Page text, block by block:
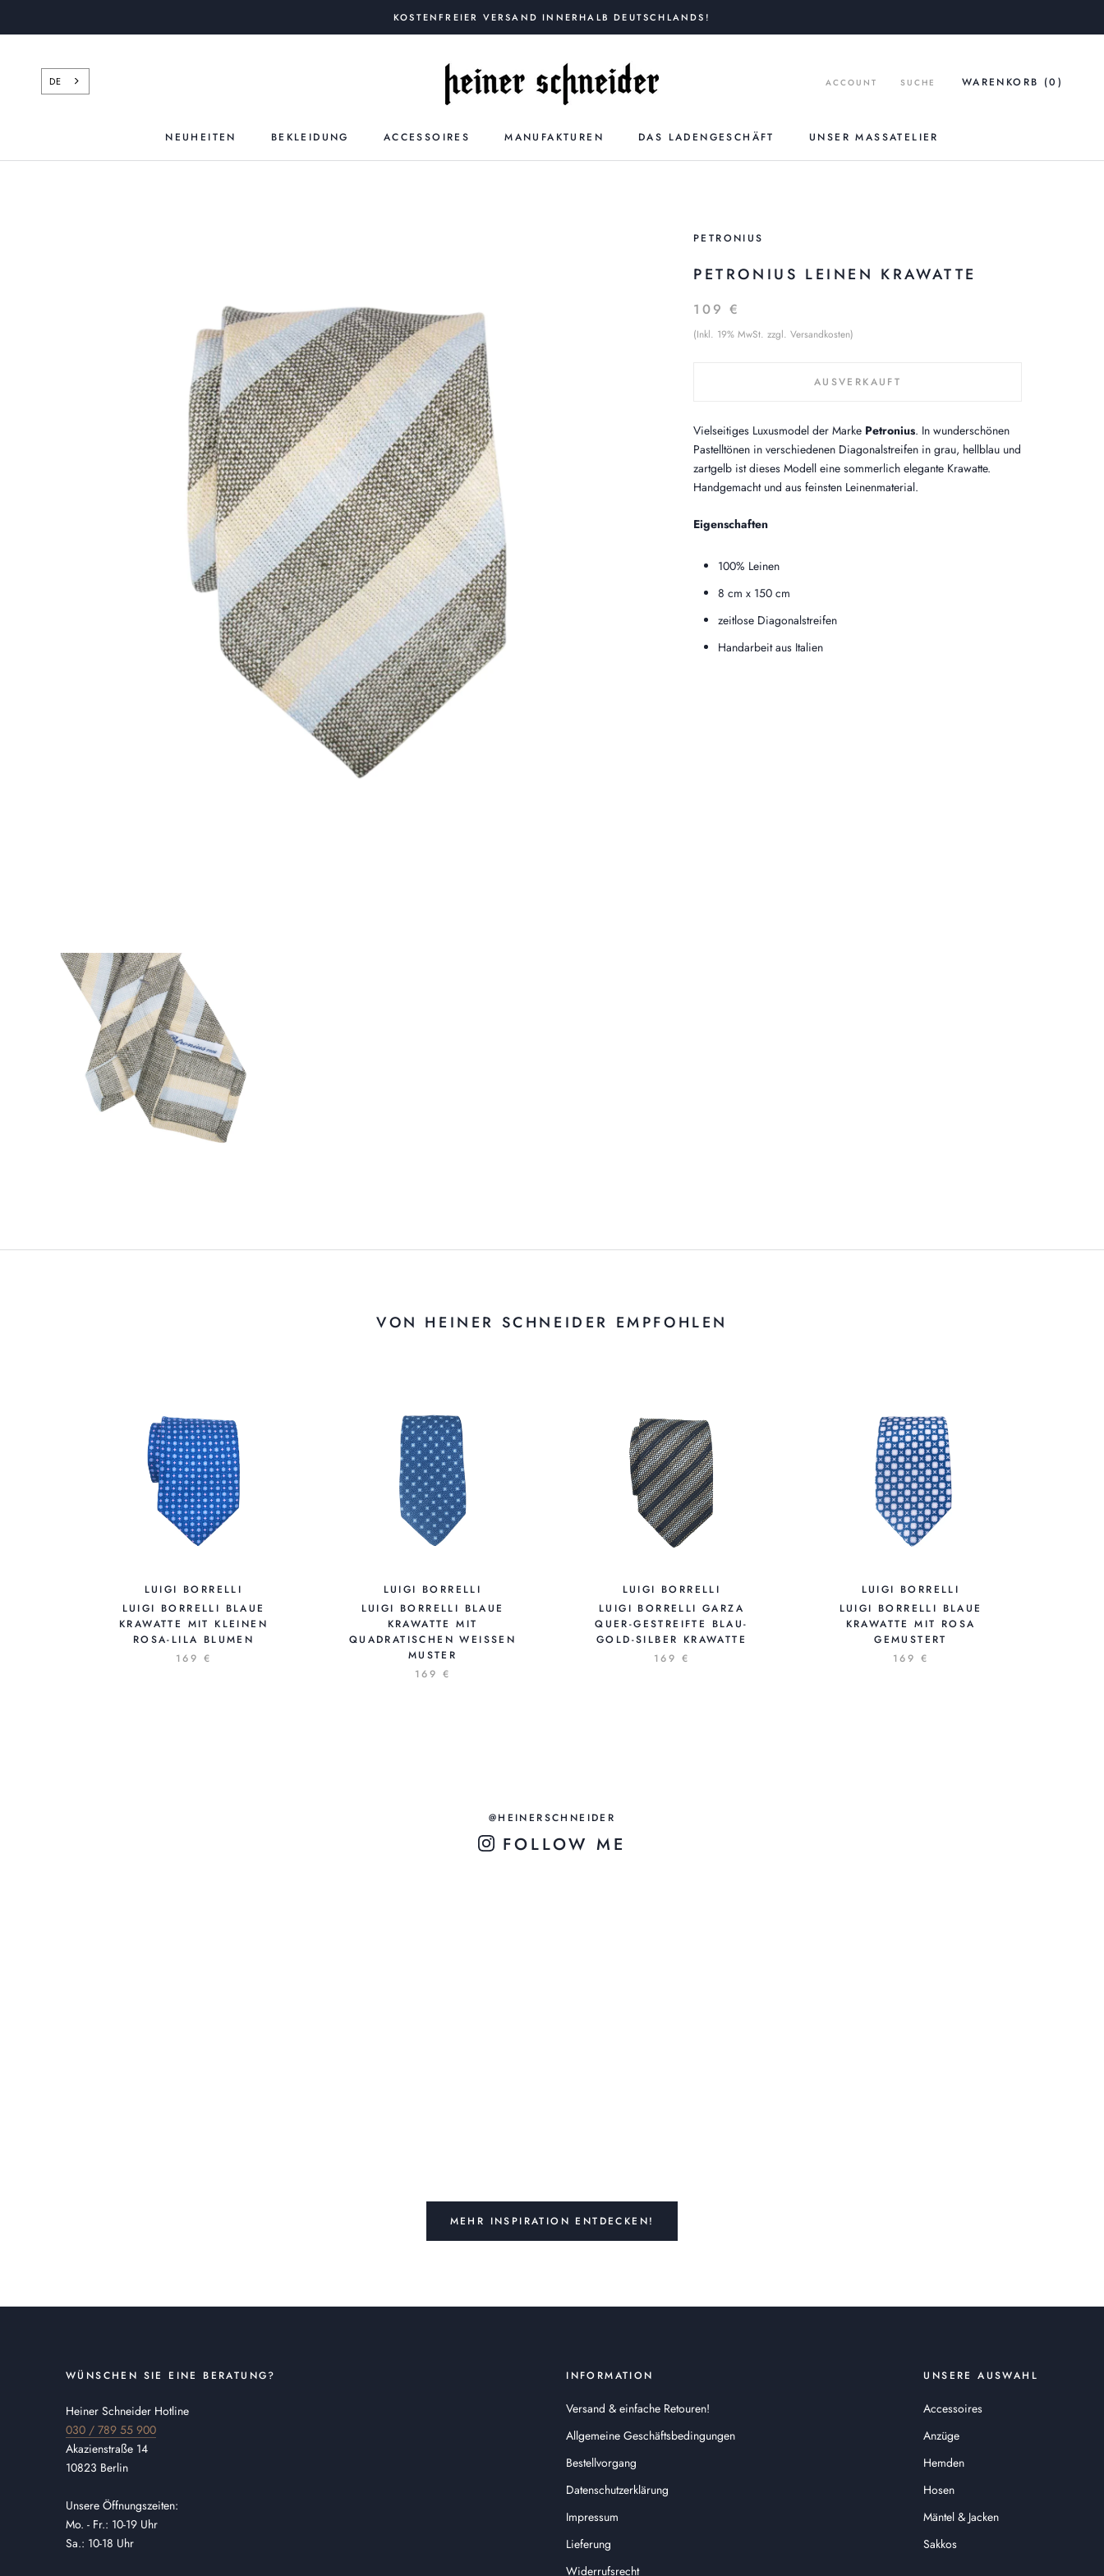
KOSTENFREIER VERSAND INNERHALB DEUTSCHLANDS!
NEUHEITEN
BEKLEIDUNG ACCESSOIRES MANUFAKTUREN DAS LADENGESCHÄFT
UNSER MASSATELIER
DE ACCOUNT SUCHE WARENKORB (0 )
PETRONIUS
PETRONIUS LEINEN KRAWATTE
109 €
(Inkl. 19% MwSt. zzgl. Versandkosten)
AUSVERKAUFT
Vielseitiges Luxusmodel der Marke Petronius. In wunderschönen
Pastelltönen in verschiedenen Diagonalstreifen in grau, hellblau und
zartgelb ist dieses Modell eine sommerlich elegante Krawatte.
Handgemacht und aus feinsten Leinenmaterial.
Eigenschaften
100% Leinen
8 cm x 150 cm
zeitlose Diagonalstreifen
Handarbeit aus Italien
VON HEINER SCHNEIDER EMPFOHLEN
LUIGI BORRELLI
LUIGI BORRELLI BLAUE
KRAWATTE MIT KLEINEN
ROSA-LILA BLUMEN
169 €
LUIGI BORRELLI
LUIGI BORRELLI BLAUE
KRAWATTE MIT
QUADRATISCHEN WEISSEN M
USTER
169 €
LUIGI BORRELLI
LUIGI BORRELLI GARZA
QUER-GESTREIFTE BLAU-
GOLD-SILBER KRAWATTE
169 €
LUIGI BORRELLI
LUIGI BORRELLI BLAUE
KRAWATTE MIT ROSA
GEMUSTERT
169 €
@HEINERSCHNEIDER
FOLLOW ME
MEHR INSPIRATION ENTDECKEN!
WÜNSCHEN SIE EINE BERATUNG?
Heiner Schneider Hotline
030 / 789 55 900
Akazienstraße 14
10823 Berlin
Unsere Öffnungszeiten:
Mo. - Fr.: 10-19 Uhr
Sa.: 10-18 Uhr
INFORMATION
Versand & einfache Retouren!
Allgemeine Geschäftsbedingungen
Bestellvorgang
Datenschutzerklärung
Impressum
Lieferung
Widerrufsrecht
UNSERE AUSWAHL
Accessoires
Anzüge
Hemden
Hosen
Mäntel & Jacken
Sakkos